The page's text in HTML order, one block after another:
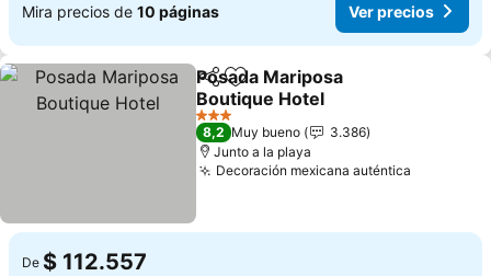
Mira precios de 10 páginas Ver precios
CompartirAgregar a favoritos
Posada Mariposa
Boutique Hotel
Ver precios
3 Estrellas
8,2 Muy bueno
3.386
Junto a la playa
Decoración mexicana auténtica
De $ 112.557